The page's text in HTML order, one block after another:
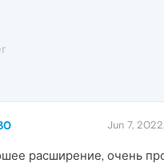
Jun 7,
расширение, очень